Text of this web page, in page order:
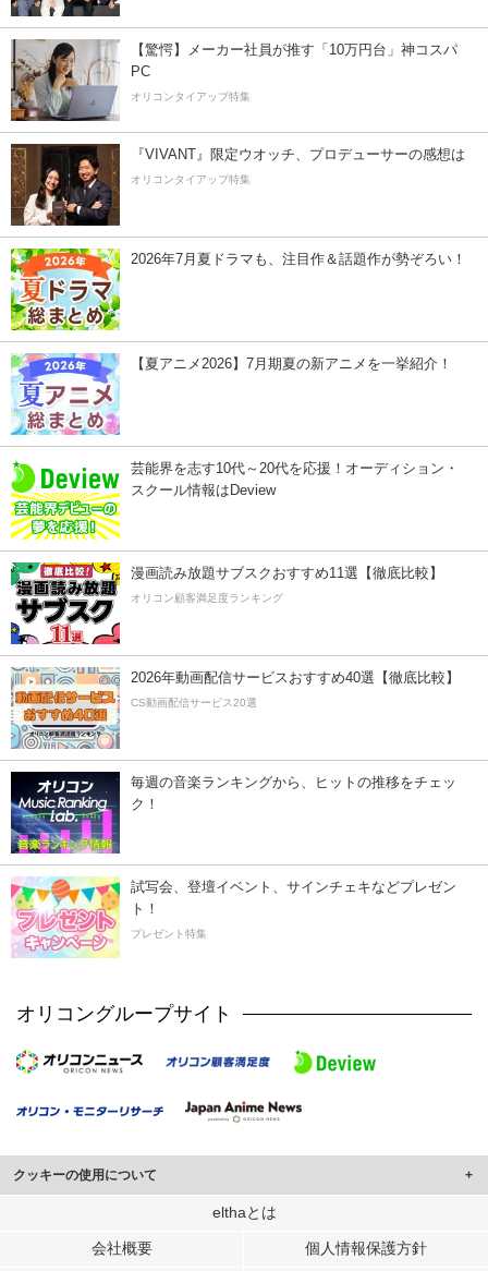
【驚愕】メーカー社員が推す「10万円台」神コスパ
PC
オリコンタイアップ特集
『VIVANT』限定ウオッチ、プロデューサーの感想は
オリコンタイアップ特集
2026年7月夏ドラマも、注目作＆話題作が勢ぞろい！
【夏アニメ2026】7月期夏の新アニメを一挙紹介！
芸能界を志す10代～20代を応援！オーディション・
スクール情報はDeview
漫画読み放題サブスクおすすめ11選【徹底比較】
オリコン顧客満足度ランキング
2026年動画配信サービスおすすめ40選【徹底比較】
CS動画配信サービス20選
毎週の音楽ランキングから、ヒットの推移をチェッ
ク！
試写会、登壇イベント、サインチェキなどプレゼン
ト！
プレゼント特集
オリコングループサイト
クッキーの使用について
このサイトでは Cookie を使用して、ユーザーに合わせたコンテンツや広告の
行っています。
elthaとは
会社概要 個人情報保護方針